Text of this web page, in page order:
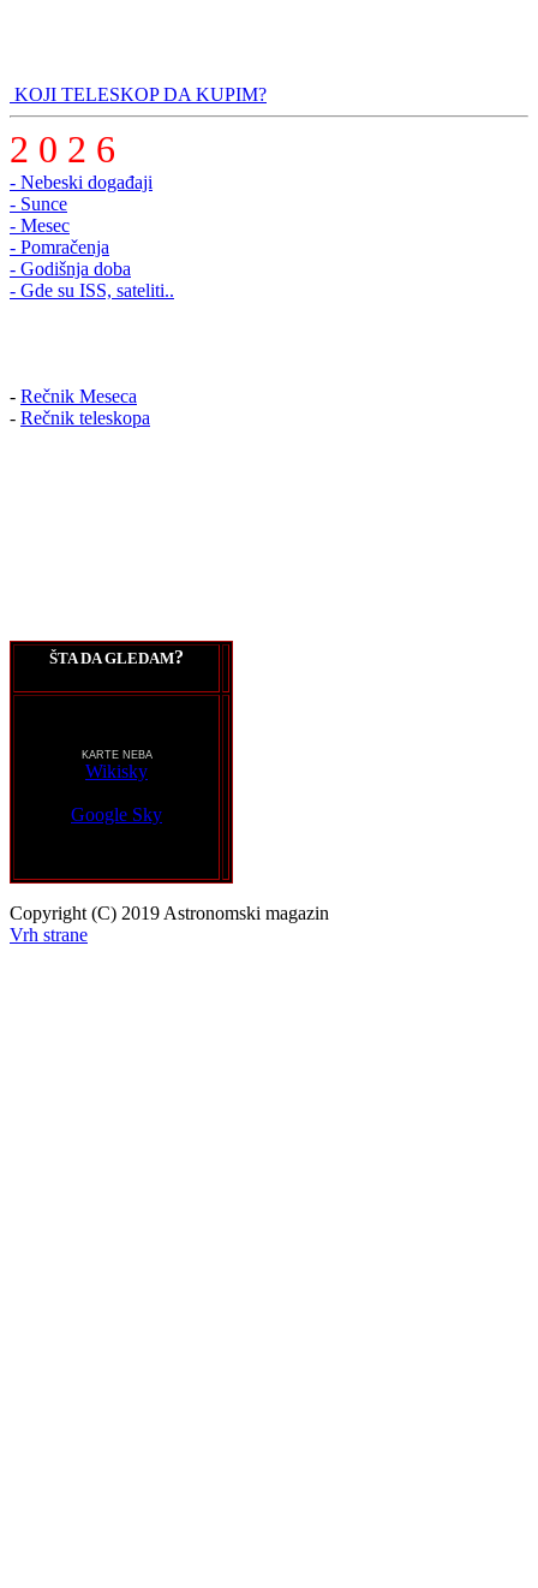
KOJI TELESKOP DA KUPIM?
2 0 2 6
- Nebeski događaji
- Sunce
- Mesec
- Pomračenja
- Godišnja doba
- Gde su ISS, sateliti..
- Rečnik Meseca
- Rečnik teleskopa
ŠTA DA GLEDAM?
KARTE NEBA
Wikisky
Google Sky
Copyright (C) 2019 Astronomski magazin
Vrh strane